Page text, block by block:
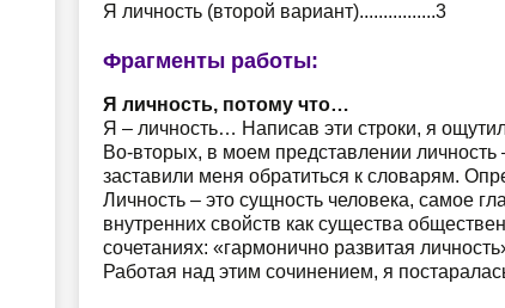
Я личность (второй вариант)................3
Фрагменты работы:
Я личность, потому что…
Я – личность… Написав эти строки, я
Во-вторых, в моем представлении
заставили меня обратиться к словарям.
Личность – это сущность человека, самое
внутренних свойств как существа
сочетаниях: «гармонично развитая
Работая над этим сочинением, я